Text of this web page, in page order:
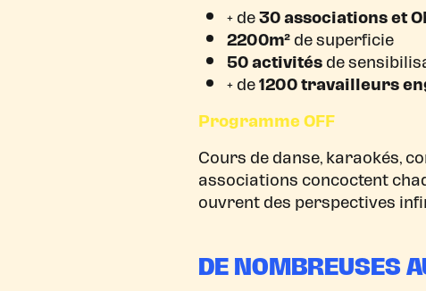
+ de30 associations et
2200m²de superficie
50 activitésde
+ de1200 travailleurs
Programme OFF
Cours de danse, karaokés,
associations concoctent
ouvrent des perspectives
DE NOMBREUSES